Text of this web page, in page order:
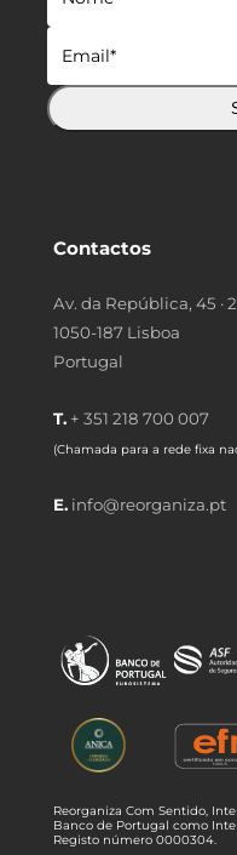
Contactos
Av. da República, 45 ·
1050-187 Lisboa
Portugal
T. + 351 218 700 007
(Chamada para a rede fixa
E. info@reorganiza.pt
Reorganiza Com Sentido,
Banco de Portugal como
Registo número 0000304.